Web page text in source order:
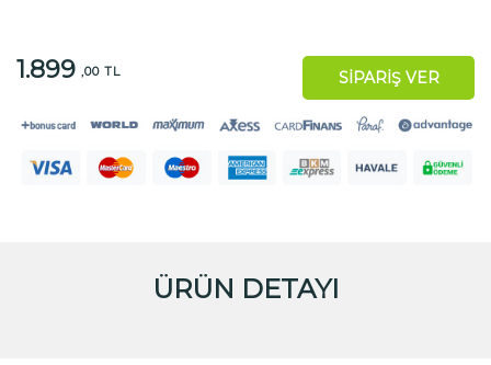
1.899 ,00 TL SİPARİŞ VER
ÜRÜN DETAYI